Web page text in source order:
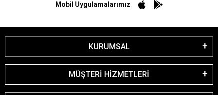
Mobil Uygulamalarımız
KURUMSAL
MÜŞTERİ HİZMETLERİ